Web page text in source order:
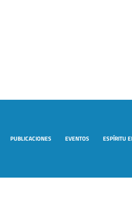
PUBLICACIONES EVENTOS ESPÍRITU